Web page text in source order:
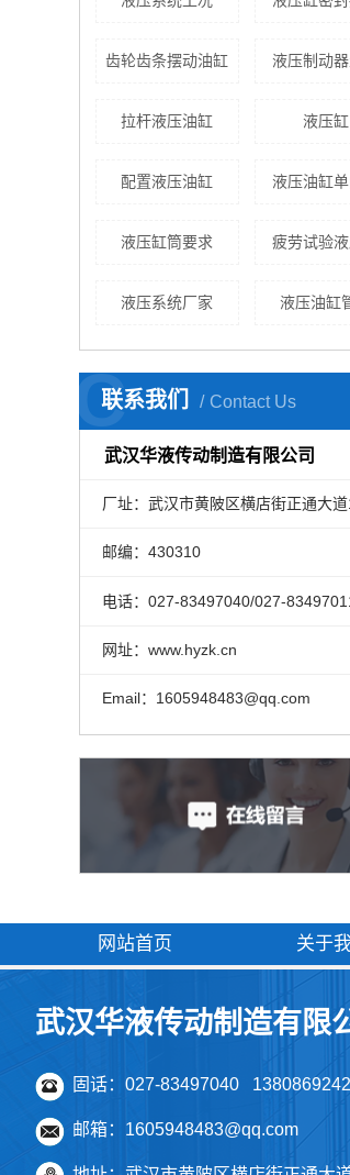
齿轮齿条摆动油缸 液压制动
拉杆液压油缸 液压缸
配置液压油缸 液压油缸
液压缸筒要求 疲劳试验
液压系统厂家 液压油缸
联系我们 Contact Us
C
武汉华液传动制造有限公司
厂址：武汉市黄陂区横店街正通大
邮编：430310
电话：027-83497040/027-
网址：www.hyzk.cn
Email：1605948483@qq.com
网站首页 关于
武汉华液传动制造有限
固话：027-83497040
邮箱：1605948483@qq.com